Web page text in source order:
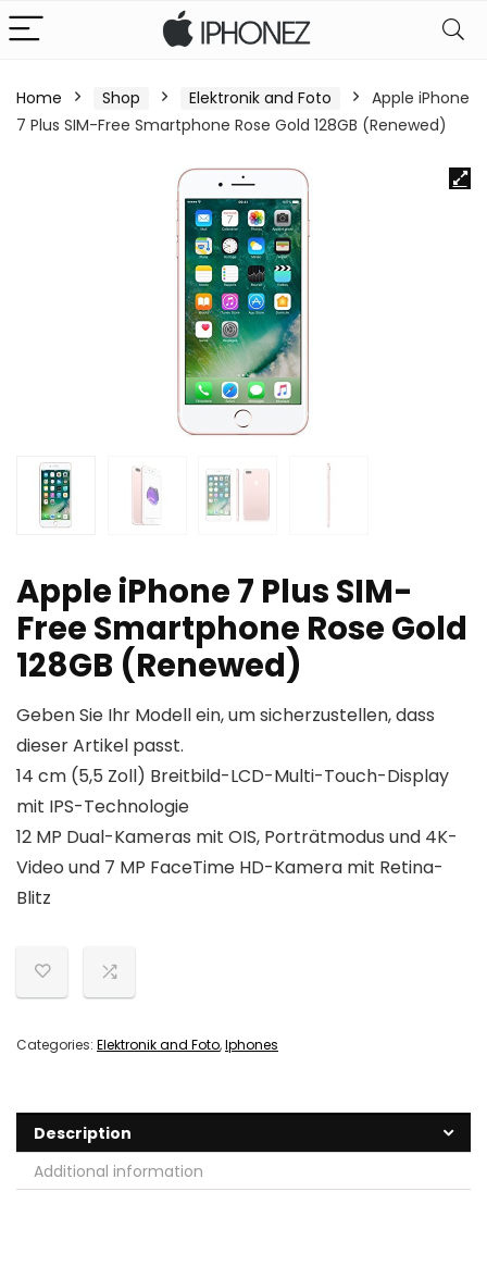
Home Shop Elektronik and Foto
Apple iPhone
7 Plus SIM-Free Smartphone Rose Gold 128GB (Renewed)
Apple iPhone 7 Plus SIM-
Free Smartphone Rose Gold
128GB (Renewed)
Geben Sie Ihr Modell ein, um sicherzustellen, dass
dieser Artikel passt.
14 cm (5,5 Zoll) Breitbild-LCD-Multi-Touch-Display
mit IPS-Technologie
12 MP Dual-Kameras mit OIS, Porträtmodus und 4K-
Video und 7 MP FaceTime HD-Kamera mit Retina-
Blitz
Categories: Elektronik and Foto,Iphones
Description
Additional information